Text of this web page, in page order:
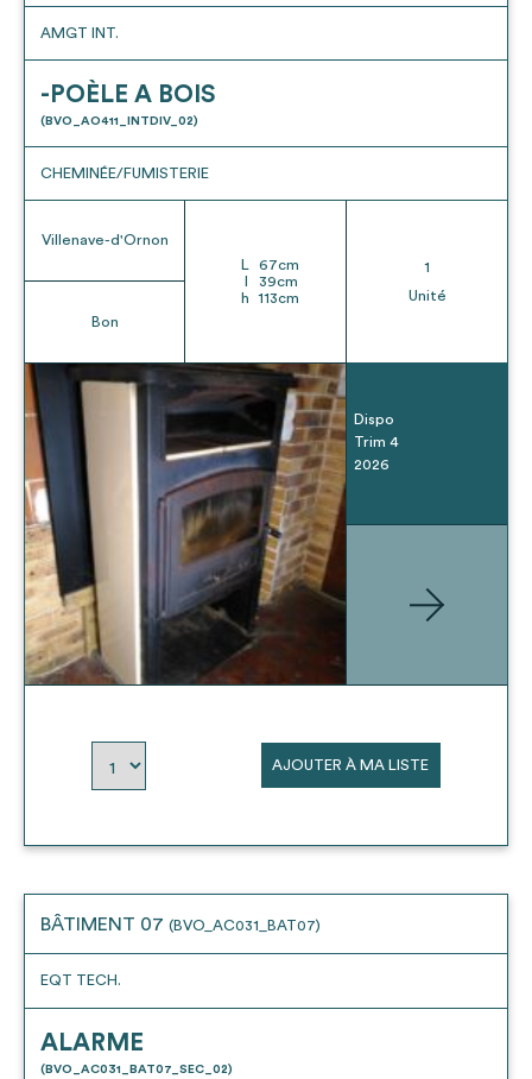
AMGT INT.
-POÈLE A BOIS
(BVO_AO411_INTDIV_02)
CHEMINÉE/FUMISTERIE
Villenave-d'Ornon
Bon
L 67cm
39cm
h
113cm
1
Unité
Dispo
Trim 4
2026
AJOUTER À MA LISTE
BÂTIMENT 07 (BVO_AC031_BAT07)
EQT TECH.
ALARME
(BVO_AC031_BAT07_SEC_02)